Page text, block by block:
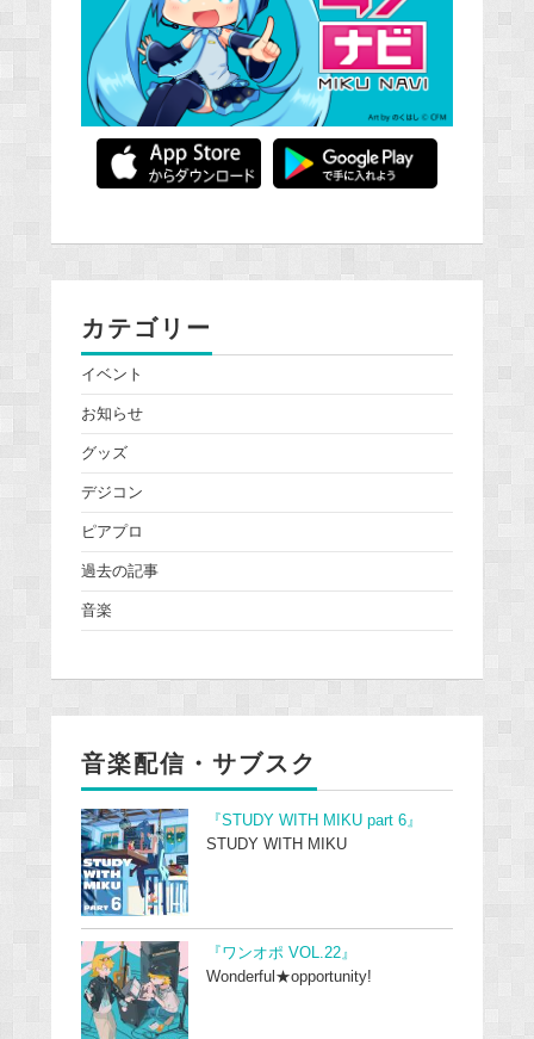
カテゴリー
イベント
お知らせ
グッズ
デジコン
ピアプロ
過去の記事
音楽
音楽配信・サブスク
『STUDY WITH MIKU part 6』
STUDY WITH MIKU
『ワンオポ VOL.22』
Wonderful★opportunity!